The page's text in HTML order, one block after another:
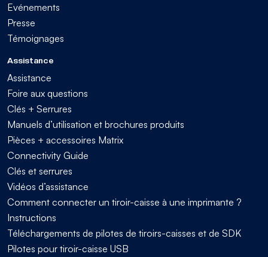
Evénements
Presse
Témoignages
Assistance
Assistance
Foire aux questions
Clés + Serrures
Manuels d’utilisation et brochures produits
Pièces + accessoires Matrix
Connectivity Guide
Clés et serrures
Vidéos d’assistance
Comment connecter un tiroir-caisse à une imprimante ?
Instructions
Téléchargements de pilotes de tiroirs-caisses et de SDK
Pilotes pour tiroir-caisse USB